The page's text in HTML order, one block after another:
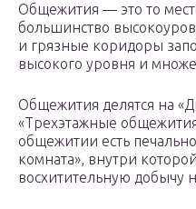
Общежития — это то
большинство
и грязные коридоры
высокого уровня и
Общежития делятся на
«Трехэтажные
общежитии есть
комната», внутри
восхитительную добычу